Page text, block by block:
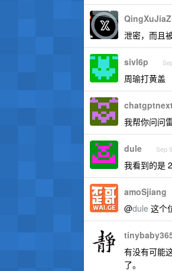
泄密，而且
sivl6p
周瑜打黄盖
我帮你问问
dule Sep
我看到的是
amoSjiang
@dule 这个
有没有可能
了。